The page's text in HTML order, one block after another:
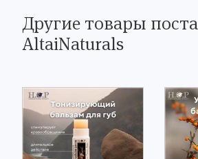
Другие товары
AltaiNaturals